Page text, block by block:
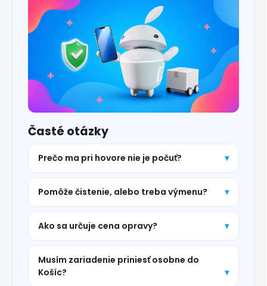
Časté otázky
Prečo ma pri hovore nie je počuť?
Pomôže čistenie, alebo treba výmenu?
Ako sa určuje cena opravy?
Musím zariadenie priniesť osobne do
Košíc?